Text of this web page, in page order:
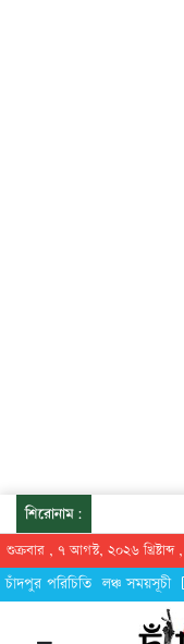
শিরোনাম:
শুক্রবার , ৭ আগস্ট, ২০২৬ খ্রিষ্টাব্দ
চাঁদপুর পরিচিতি লঞ্চ সময়সূচী